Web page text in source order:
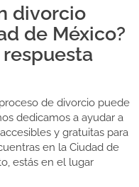
divorcio
de México?
de divorcio puede
dedicamos a ayudar a
y gratuitas para
en la Ciudad de
estás en el lugar